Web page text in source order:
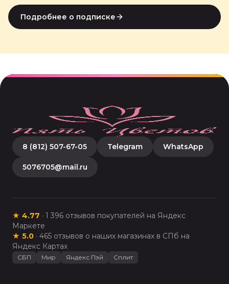
Подробнее о подписке
8 (812) 507-67-05 Telegram WhatsApp
5076705@mail.ru
★ 4.77 · 1 396 отзывов покупателей на Яндекс
Маркете
★ 5.0 · 465 отзывов о наших магазинах в СПб на
Яндекс Картах
СБП Мир Яндекс Пэй Сплит